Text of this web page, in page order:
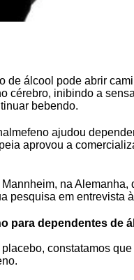
de álcool pode abrir
cérebro, inibindo a
bebendo.
ajudou
aprovou a
na Alemanha,
pesquisa em entrevista
para dependentes de
constatamos